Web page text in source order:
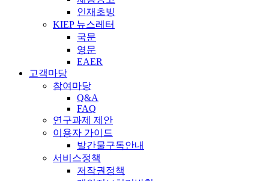
인재초빙
KIEP 뉴스레터
국문
영문
EAER
고객마당
참여마당
Q&A
FAQ
연구과제 제안
이용자 가이드
발간물구독안내
서비스정책
저작권정책